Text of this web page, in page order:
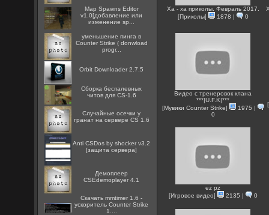
Map Spawns Editor
v1.0[добавление или
изменение sp...
уменьшение пинга в
Counter Strike ( donwload
progr...
Orbit Downloader 2.7.5
Сборка беспалевных
читов для CS-1.6
Случайные осечки у
гранат на сервере CS 1.6
Anti CSDos by shocker v3.2
[защита сервера]
Демоплеер
CSEdemoplayer 4.1
Скачать mmtimer 1.6 -
ускоритель Counter Strike
1....
Ха - ха приколы. Февраль 2017.
[Приколы] 1878 | 0
Видео с тренеровок клана
***|U.F.K|***
[Мувики Counter Strike] 1975 |
0
[
ez pz
[Игровое видео] 2135 | 0